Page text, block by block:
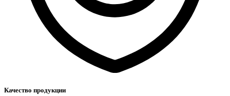
Качество продукции